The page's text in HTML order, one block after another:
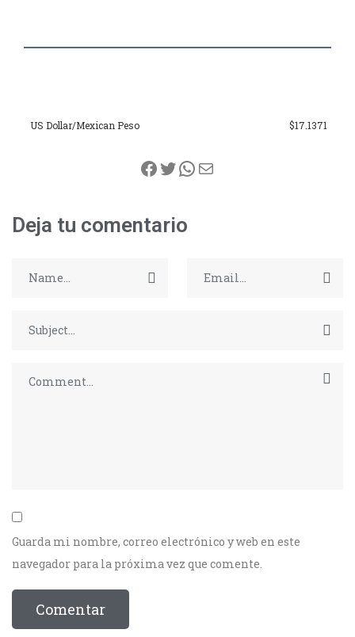
US Dollar/Mexican Peso $17.1371
Facebook
Twitter
WhatsApp
Correo electrónico
Deja tu comentario
Guarda mi nombre, correo electrónico y web en este
navegador para la próxima vez que comente.